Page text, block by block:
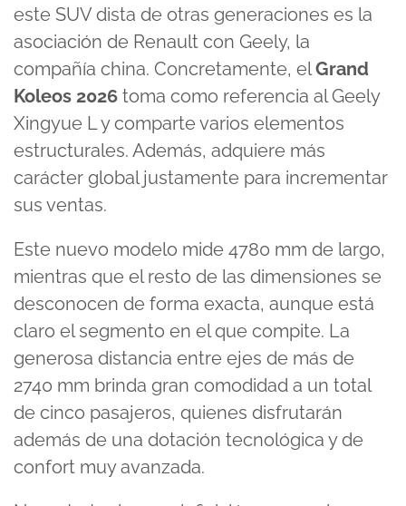
este SUV dista de otras generaciones es la
asociación de Renault con Geely, la
compañía china. Concretamente, elGrand
Koleos 2026 toma como referencia al Geely
Xingyue L y comparte varios elementos
estructurales. Además, adquiere más
carácter global justamente para incrementar
sus ventas.
Este nuevo modelo mide 4780 mm de largo,
mientras que el resto de las dimensiones se
desconocen de forma exacta, aunque está
claro el segmento en el que compite. La
generosa distancia entre ejes de más de
2740 mm brinda gran comodidad a un total
de cinco pasajeros, quienes disfrutarán
además de una dotación tecnológica y de
confort muy avanzada.